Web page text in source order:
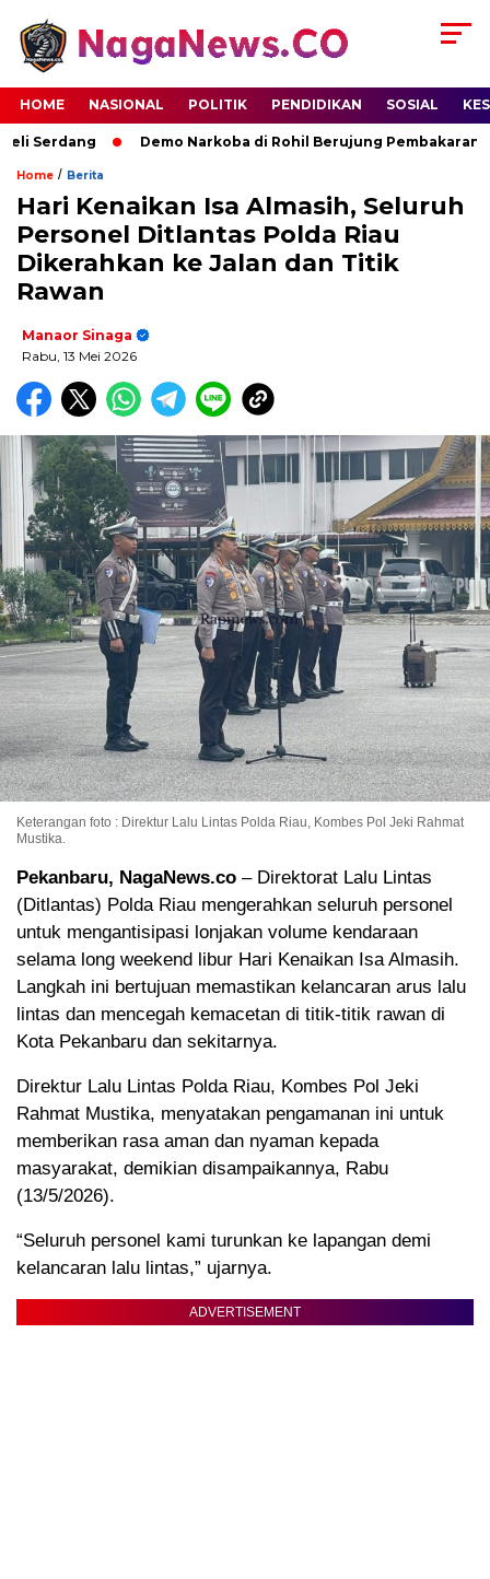
HOME NASIONAL POLITIK PENDIDIKAN SOSIAL
Serdang Demo Narkoba di Rohil Berujung Pembakaran
Home / Berita
Hari Kenaikan Isa Almasih, Seluruh
Personel Ditlantas Polda Riau
Dikerahkan ke Jalan dan Titik
Rawan
Manaor Sinaga
Rabu, 13 Mei 2026
Keterangan foto : Direktur Lalu Lintas Polda Riau, Kombes Pol Jeki Rahmat
Mustika.
Pekanbaru, NagaNews.co – Direktorat Lalu Lintas
(Ditlantas) Polda Riau mengerahkan seluruh personel
untuk mengantisipasi lonjakan volume kendaraan
selama long weekend libur Hari Kenaikan Isa Almasih.
Langkah ini bertujuan memastikan kelancaran arus lalu
lintas dan mencegah kemacetan di titik-titik rawan di
Kota Pekanbaru dan sekitarnya.
Direktur Lalu Lintas Polda Riau, Kombes Pol Jeki
Rahmat Mustika, menyatakan pengamanan ini untuk
memberikan rasa aman dan nyaman kepada
masyarakat, demikian disampaikannya, Rabu
(13/5/2026).
“Seluruh personel kami turunkan ke lapangan demi
kelancaran lalu lintas,” ujarnya.
ADVERTISEMENT